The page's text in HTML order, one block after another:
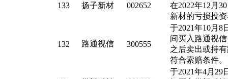
133 扬子新材 002652
在2022年12月
新材的亏损投
132 路通视信 300555
于2021年10月8
间买入路通视
之后卖出或持
符合索赔条件。
于2021年4月29